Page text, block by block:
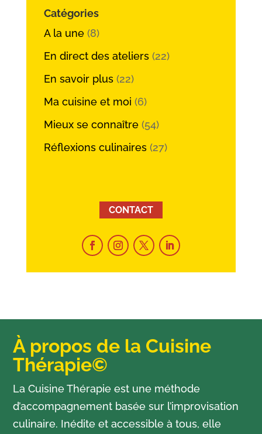
Catégories
A la une(8)
En direct des ateliers(22)
En savoir plus(22)
Ma cuisine et moi (6)
Mieux se connaître(54)
Réflexions culinaires(27)
CONTACT
À propos de la Cuisine
Thérapie©
La Cuisine Thérapie est une méthode
d’accompagnement basée sur l’improvisation
culinaire. Inédite et accessible à tous, elle